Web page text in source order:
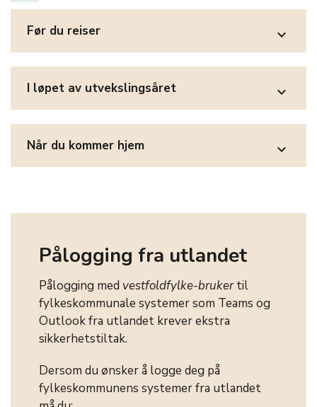
Før du reiser expand_more
I løpet av utvekslingsåret expand_more
Når du kommer hjem expand_more
Pålogging fra utlandet
Pålogging med vestfoldfylke-brukertil
fylkeskommunale systemer som Teams og
Outlook fra utlandet krever ekstra
sikkerhetstiltak.
Dersom du ønsker å logge deg på
fylkeskommunens systemer fra utlandet